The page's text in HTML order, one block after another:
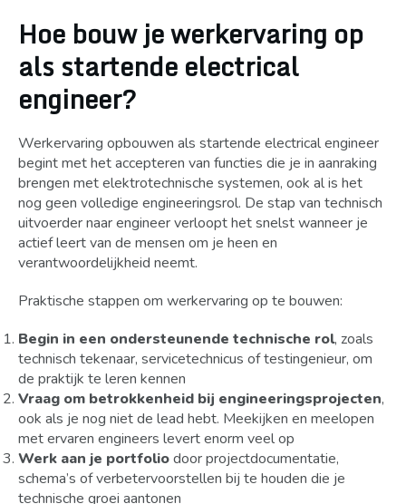
Hoe bouw je werkervaring op
als startende electrical
engineer?
Werkervaring opbouwen als startende electrical engineer
begint met het accepteren van functies die je in aanraking
brengen met elektrotechnische systemen, ook al is het
nog geen volledige engineeringsrol. De stap van technisch
uitvoerder naar engineer verloopt het snelst wanneer je
actief leert van de mensen om je heen en
verantwoordelijkheid neemt.
Praktische stappen om werkervaring op te bouwen:
Begin in een ondersteunende technische rol, zoals
technisch tekenaar, servicetechnicus of testingenieur, om
de praktijk te leren kennen
Vraag om betrokkenheid bij engineeringsprojecten,
ook als je nog niet de lead hebt. Meekijken en meelopen
met ervaren engineers levert enorm veel op
Werk aan je portfoliodoor projectdocumentatie,
schema’s of verbetervoorstellen bij te houden die je
technische groei aantonen